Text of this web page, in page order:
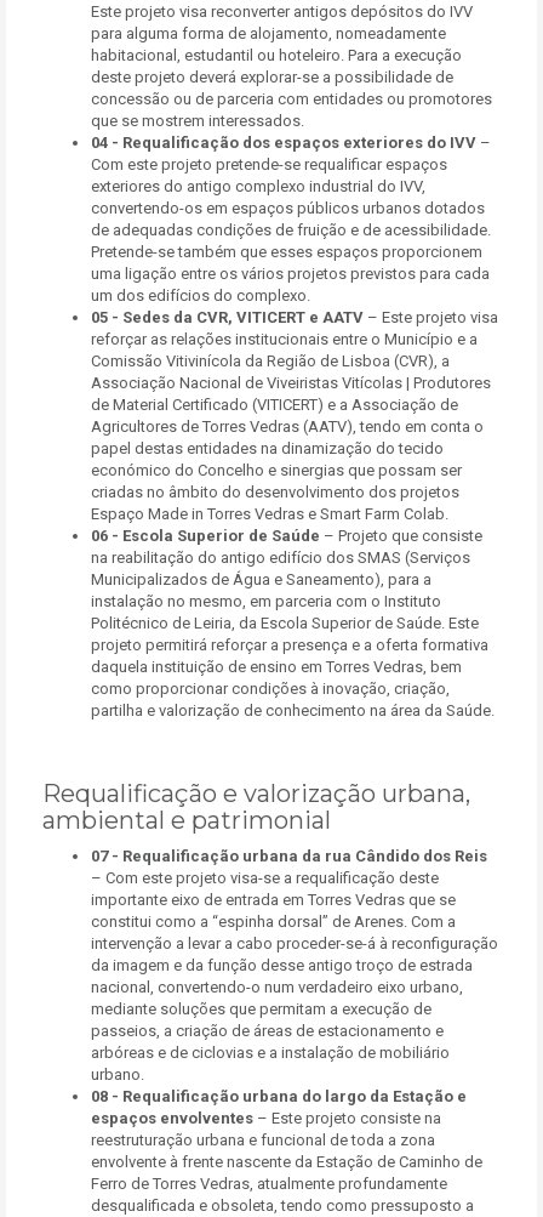
Este projeto visa reconverter antigos depósitos do IVV
para alguma forma de alojamento, nomeadamente
habitacional, estudantil ou hoteleiro. Para a execução
deste projeto deverá explorar-se a possibilidade de
concessão ou de parceria com entidades ou promotores
que se mostrem interessados.
04 - Requalificação dos espaços exteriores do IVV –
Com este projeto pretende-se requalificar espaços
exteriores do antigo complexo industrial do IVV,
convertendo-os em espaços públicos urbanos dotados
de adequadas condições de fruição e de acessibilidade.
Pretende-se também que esses espaços proporcionem
uma ligação entre os vários projetos previstos para cada
um dos edifícios do complexo.
05 - Sedes da CVR, VITICERT e AATV – Este projeto visa
reforçar as relações institucionais entre o Município e a
Comissão Vitivinícola da Região de Lisboa (CVR), a
Associação Nacional de Viveiristas Vitícolas | Produtores
de Material Certificado (VITICERT) e a Associação de
Agricultores de Torres Vedras (AATV), tendo em conta o
papel destas entidades na dinamização do tecido
económico do Concelho e sinergias que possam ser
criadas no âmbito do desenvolvimento dos projetos
Espaço Made in Torres Vedras e Smart Farm Colab.
06 - Escola Superior de Saúde – Projeto que consiste
na reabilitação do antigo edifício dos SMAS (Serviços
Municipalizados de Água e Saneamento), para a
instalação no mesmo, em parceria com o Instituto
Politécnico de Leiria, da Escola Superior de Saúde. Este
projeto permitirá reforçar a presença e a oferta formativa
daquela instituição de ensino em Torres Vedras, bem
como proporcionar condições à inovação, criação,
partilha e valorização de conhecimento na área da Saúde.
Requalificação e valorização urbana,
ambiental e patrimonial
07 - Requalificação urbana da rua Cândido dos Reis
– Com este projeto visa-se a requalificação deste
importante eixo de entrada em Torres Vedras que se
constitui como a “espinha dorsal” de Arenes. Com a
intervenção a levar a cabo proceder-se-á à reconfiguração
da imagem e da função desse antigo troço de estrada
nacional, convertendo-o num verdadeiro eixo urbano,
mediante soluções que permitam a execução de
passeios, a criação de áreas de estacionamento e
arbóreas e de ciclovias e a instalação de mobiliário
urbano.
08 - Requalificação urbana do largo da Estação e
espaços envolventes – Este projeto consiste na
reestruturação urbana e funcional de toda a zona
envolvente à frente nascente da Estação de Caminho de
Ferro de Torres Vedras, atualmente profundamente
desqualificada e obsoleta, tendo como pressuposto a